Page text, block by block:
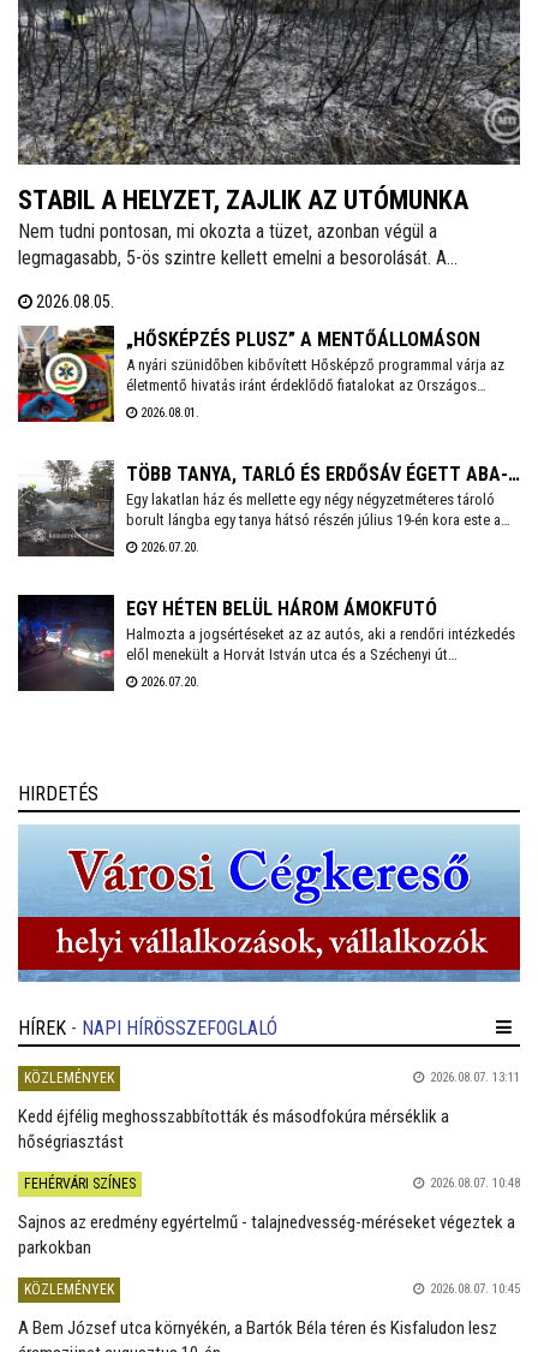
STABIL A HELYZET, ZAJLIK AZ UTÓMUNKA
Nem tudni pontosan, mi okozta a tüzet, azonban végül a
legmagasabb, 5-ös szintre kellett emelni a besorolását. A
kockázatott jelentett - tájékoztatott közösségi oldalán dr. Cser-
Palkovics András polgármester. A környék két utcáiból hatvanegy
embert menekítettek ki, őket már visszaengedték otthonukba.
2026.08.05.
„HŐSKÉPZÉS PLUSZ” A MENTŐÁLLOMÁSON
A nyári szünidőben kibővített Hősképző programmal várja az
életmentő hivatás iránt érdeklődő fiatalokat az Országos
Mentőszolgálat. Életmentő kiképzés, élményprogram,
program, amelyre előzetesen kell jelentkezni a
czako.attila@mentok.hu email címen.
2026.08.01.
TÖBB TANYA, TARLÓ ÉS ERDŐSÁV ÉGETT ABA-
BELSŐBÁRÁNDNÁL
Egy lakatlan ház és mellette egy négy négyzetméteres tároló
borult lángba egy tanya hátsó részén július 19-én kora este a
63-as főút mellett, Aba-Belsőbárándnál. Az erős szélben a tűz
tárolt lom is meggyulladt.
2026.07.20.
EGY HÉTEN BELÜL HÁROM ÁMOKFUTÓ
Halmozta a jogsértéseket az az autós, aki a rendőri intézkedés
elől menekült a Horvát István utca és a Széchenyi út
kereszteződésétől. Végül több rendőri egység összehangolt
2026.07.20.
HIRDETÉS
HÍREK - NAPI HÍRÖSSZEFOGLALÓ
KÖZLEMÉNYEK 2026.08.07. 13:11
Kedd éjfélig meghosszabbították és másodfokúra mérséklik a
hőségriasztást
FEHÉRVÁRI SZÍNES 2026.08.07. 10:48
Sajnos az eredmény egyértelmű - talajnedvesség-méréseket végeztek a
parkokban
KÖZLEMÉNYEK 2026.08.07. 10:45
A Bem József utca környékén, a Bartók Béla téren és Kisfaludon lesz